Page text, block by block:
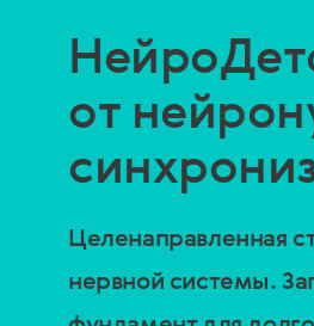
от
Целенаправленная
нервной системы.